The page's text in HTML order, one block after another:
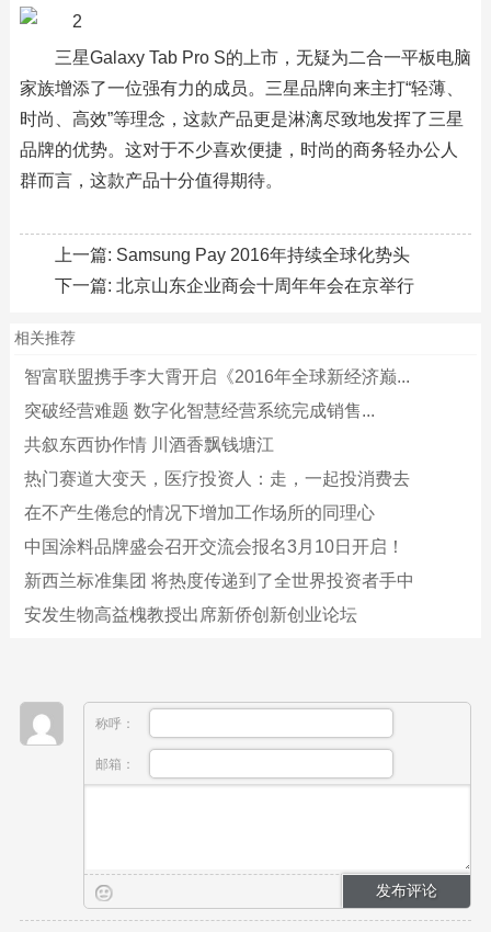
三星Galaxy Tab Pro S的上市，无疑为二合一平板电脑
家族增添了一位强有力的成员。三星品牌向来主打“轻薄、
时尚、高效”等理念，这款产品更是淋漓尽致地发挥了三星
品牌的优势。这对于不少喜欢便捷，时尚的商务轻办公人
群而言，这款产品十分值得期待。
上一篇: Samsung Pay 2016年持续全球化势头
下一篇: 北京山东企业商会十周年年会在京举行
相关推荐
智富联盟携手李大霄开启《2016年全球新经济巅...
突破经营难题 数字化智慧经营系统完成销售...
共叙东西协作情 川酒香飘钱塘江
热门赛道大变天，医疗投资人：走，一起投消费去
在不产生倦怠的情况下增加工作场所的同理心
中国涂料品牌盛会召开交流会报名3月10日开启！
新西兰标准集团 将热度传递到了全世界投资者手中
安发生物高益槐教授出席新侨创新创业论坛
称呼：
邮箱：